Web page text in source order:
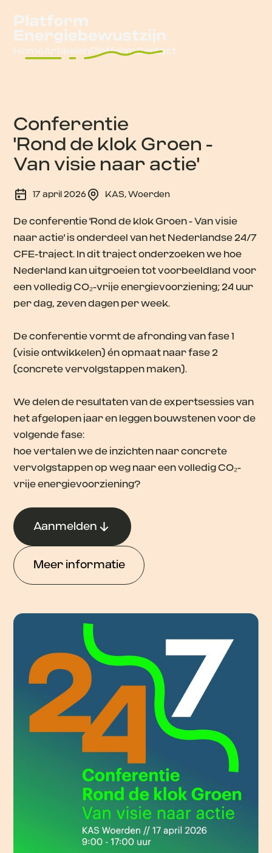
HomeArtikelen PlatformContact
Conferentie
'Rond de klok Groen -
Van visie naar actie'
17 april 2026 KAS, Woerden
De conferentie 'Rond de klok Groen - Van visie
naar actie' is onderdeel van het Nederlandse 24/7
CFE-traject. In dit traject onderzoeken we hoe
Nederland kan uitgroeien tot voorbeeldland voor
een volledig CO₂-vrije energievoorziening; 24 uur
per dag, zeven dagen per week.
De conferentie vormt de afronding van fase 1
(visie ontwikkelen) én opmaat naar fase 2
(concrete vervolgstappen maken).
We delen de resultaten van de expertsessies van
het afgelopen jaar en leggen bouwstenen voor de
volgende fase:
hoe vertalen we de inzichten naar concrete
vervolgstappen op weg naar een volledig CO₂-
vrije energievoorziening?
Aanmelden
Meer informatie